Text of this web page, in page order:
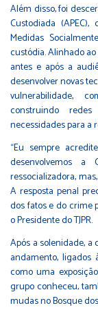
Além disso, foi
Custodiada
Medidas
custódia. Alinhado
antes e após a
desenvolver novas
vulnerabilidade,
construindo
necessidades para a
“Eu sempre
desenvolvemos a
ressocializadora,
A resposta penal
dos fatos e do crime
o Presidente do TJPR.
Após a solenidade, a
andamento, ligados
como uma
grupo conheceu,
mudas no Bosque